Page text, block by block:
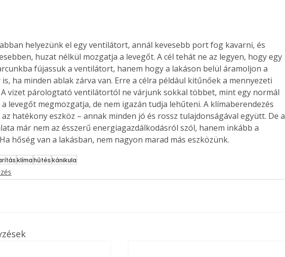
helyezünk el egy ventilátort, annál kevesebb port fog kavarni, és
huzat nélkül mozgatja a levegőt. A cél tehát ne az legyen, hogy egy
fújassuk a ventilátort, hanem hogy a lakáson belül áramoljon a
ha minden ablak zárva van. Erre a célra például kitűnőek a mennyezeti
vizet párologtató ventilátortól ne várjunk sokkal többet, mint egy normál
levegőt megmozgatja, de nem igazán tudja lehűteni. A klímaberendezés
hatékony eszköz – annak minden jó és rossz tulajdonságával együtt. De a
már nem az ésszerű energiagazdálkodásról szól, hanem inkább a
hőség van a lakásban, nem nagyon marad más eszközünk.
klímahűtéskánikula